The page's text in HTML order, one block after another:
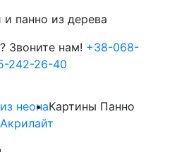
панно из дерева
Звоните нам! +38-068-
242-26-40
неонаКартины Панно